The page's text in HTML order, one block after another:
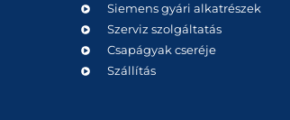
Siemens gyári alkatrészek
Szerviz szolgáltatás
Csapágyak cseréje
Szállítás